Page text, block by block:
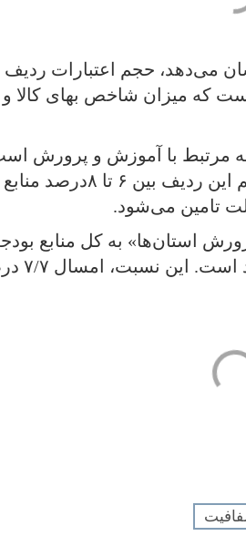
داده بودجه سالانه کشور در فاصله سال‌های ۱۳۹۲ تا ۱۴۰۳
با آموزش و پرورش
معلمان و کارکنان وزارت
تامین می‌شود.
رکورد